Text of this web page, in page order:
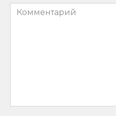
Комментарий